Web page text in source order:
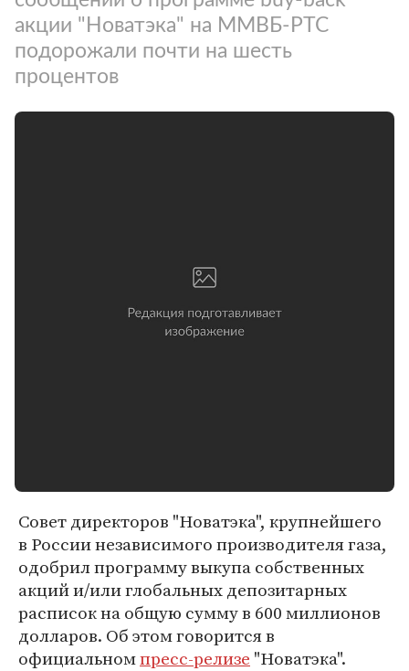
акции "Новатэка" на ММВБ-РТС
подорожали почти на шесть
процентов
Совет директоров "Новатэка", крупнейшего
в России независимого производителя газа,
одобрил программу выкупа собственных
акций и/или глобальных депозитарных
расписок на общую сумму в 600 миллионов
долларов. Об этом говорится в
официальномпресс-релизе "Новатэка".